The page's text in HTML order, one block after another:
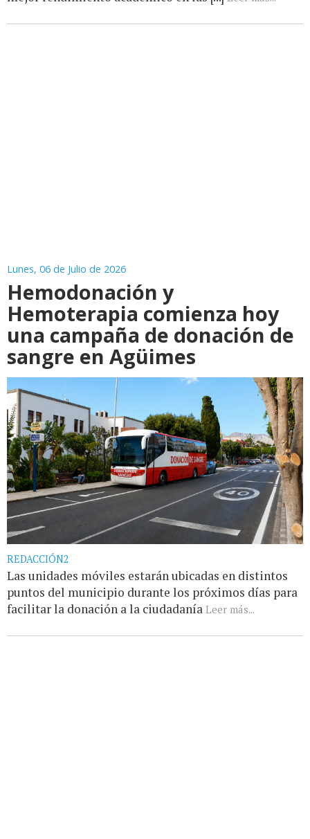
Lunes, 06 de Julio de 2026
Hemodonación y
Hemoterapia comienza hoy
una campaña de donación de
sangre en Agüimes
REDACCIÓN2
Las unidades móviles estarán ubicadas en distintos
puntos del municipio durante los próximos días para
facilitar la donación a la ciudadanía Leer más...